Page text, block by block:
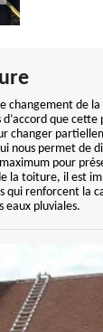
changement de
que cette
changer
nous permet de
pour
la toiture, il est
qui renforcent la
eaux pluviales.